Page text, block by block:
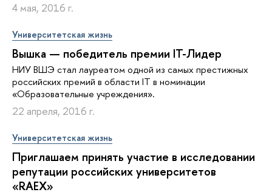
4 мая, 2016 г.
Университетская жизнь
Вышка — победитель премии IT-Лидер
НИУ ВШЭ стал лауреатом одной из самых престижных
российских премий в области IT в номинации
«Образовательные учреждения».
22 апреля, 2016 г.
Университетская жизнь
Приглашаем принять участие в исследовании
репутации российских университетов
«RAEX»